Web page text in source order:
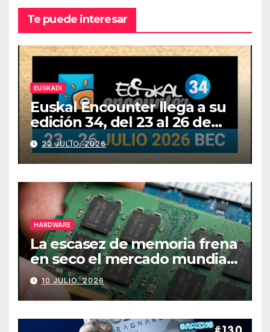
Te puede interesar
EUSKADI
Euskal Encounter llega a su
edición 34, del 23 al 26 de
julio
22 JULIO, 2026
HARDWARE
La escasez de memoria frena
en seco el mercado mundial
de PCs
10 JULIO, 2026